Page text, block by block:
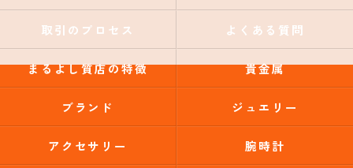
取引のプロセス よくある質問
まるよし質店の特徴 貴金属
ブランド ジュエリー
アクセサリー 腕時計